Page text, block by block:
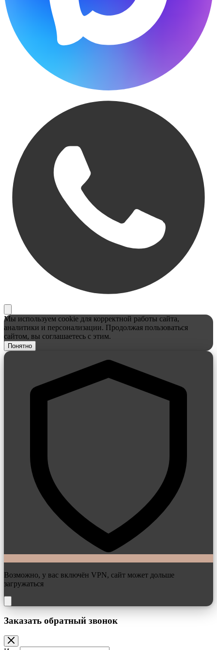
Мы используем cookie для корректной работы сайта,
аналитики и персонализации. Продолжая пользоваться
сайтом, вы соглашаетесь с этим.
Понятно
Возможно, у вас включён VPN, сайт может дольше
загружаться
Заказать обратный звонок